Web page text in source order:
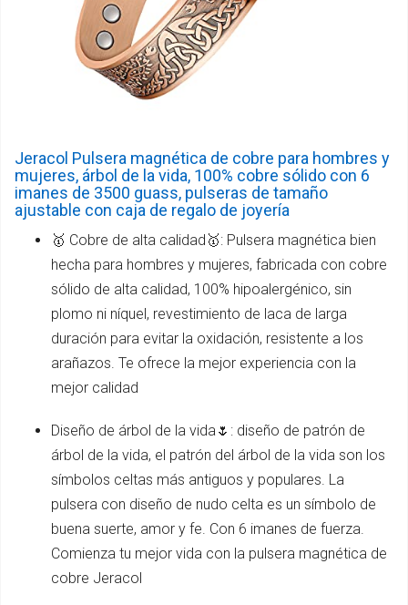
Jeracol Pulsera magnética de cobre para hombres y
mujeres, árbol de la vida, 100% cobre sólido con 6
imanes de 3500 guass, pulseras de tamaño
ajustable con caja de regalo de joyería
🥇 Cobre de alta calidad🥇: Pulsera magnética bien
hecha para hombres y mujeres, fabricada con cobre
sólido de alta calidad, 100% hipoalergénico, sin
plomo ni níquel, revestimiento de laca de larga
duración para evitar la oxidación, resistente a los
arañazos. Te ofrece la mejor experiencia con la
mejor calidad
Diseño de árbol de la vida🌷: diseño de patrón de
árbol de la vida, el patrón del árbol de la vida son los
símbolos celtas más antiguos y populares. La
pulsera con diseño de nudo celta es un símbolo de
buena suerte, amor y fe. Con 6 imanes de fuerza.
Comienza tu mejor vida con la pulsera magnética de
cobre Jeracol